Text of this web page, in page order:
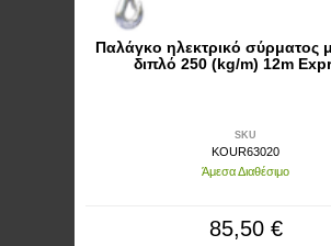
Παλάγκο ηλεκτρικό σύρματος
διπλό 250 (kg/m) 12m
SKU
KOUR63020
Άμεσα Διαθέσιμο
85,50 €